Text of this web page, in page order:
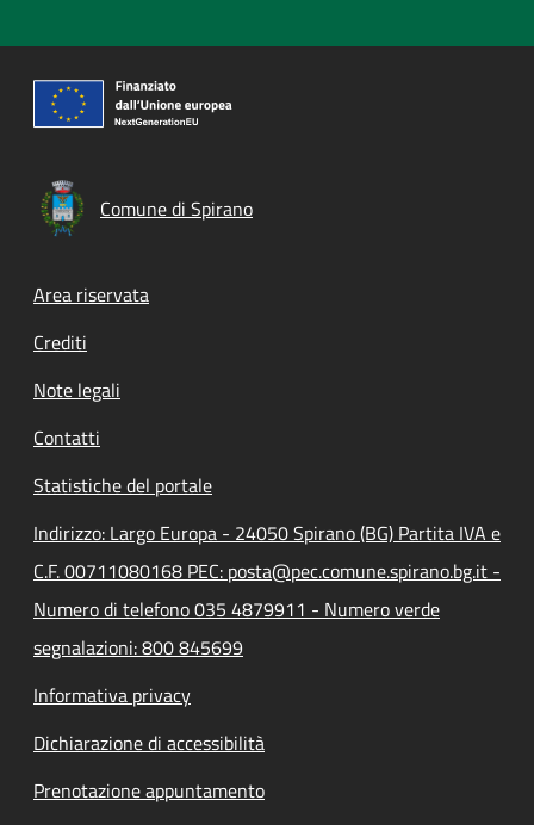
Comune di Spirano
Footer menu
Area riservata
Crediti
Note legali
Contatti
Statistiche del portale
Indirizzo: Largo Europa - 24050 Spirano (BG) Partita IVA e
C.F. 00711080168 PEC: posta@pec.comune.spirano.bg.it -
Numero di telefono 035 4879911 - Numero verde
segnalazioni: 800 845699
Informativa privacy
Dichiarazione di accessibilità
Prenotazione appuntamento